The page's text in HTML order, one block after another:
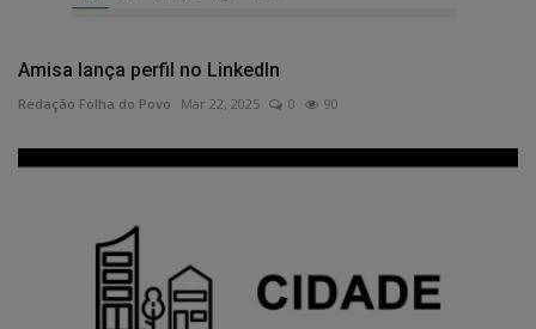
Amisa lança perfil no LinkedIn
Redação Folha do Povo Mar 22, 2025 0 90